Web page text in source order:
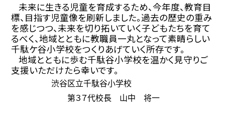
未来に生きる児童を育成するため、今年度、教育目
標、目指す児童像を刷新しました。過去の歴史の重み
を感じつつ、未来を切り拓いていく子どもたちを育て
るべく、地域とともに教職員一丸となって素晴らしい
千駄ケ谷小学校をつくりあげていく所存です。
地域とともに歩む千駄谷小学校を温かく見守りご
支援いただけたら幸いです。
渋谷区立千駄谷小学校
第３７代校長 山中 将一